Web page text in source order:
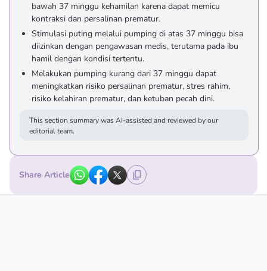
bawah 37 minggu kehamilan karena dapat memicu
kontraksi dan persalinan prematur.
Stimulasi puting melalui pumping di atas 37 minggu bisa
diizinkan dengan pengawasan medis, terutama pada ibu
hamil dengan kondisi tertentu.
Melakukan pumping kurang dari 37 minggu dapat
meningkatkan risiko persalinan prematur, stres rahim,
risiko kelahiran prematur, dan ketuban pecah dini.
This section summary was AI-assisted and reviewed by our
editorial team.
Share Article